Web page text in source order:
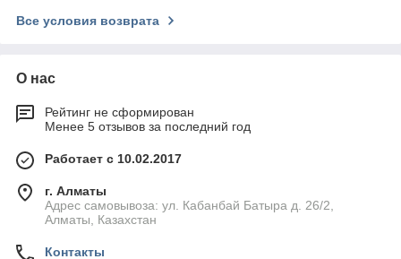
Все условия возврата
О нас
Рейтинг не сформирован
Менее 5 отзывов за последний год
Работает с 10.02.2017
г. Алматы
Адрес самовывоза: ул. Кабанбай Батыра д. 26/2,
Алматы, Казахстан
Контакты